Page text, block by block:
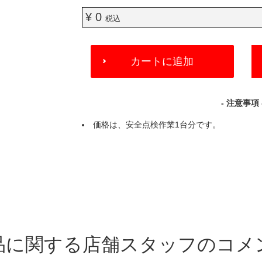
¥ 0税込
ADD
CART
カートに追加
- 注意事項
価格は、安全点検作業1台分です。
に関する店舗スタッフのコメ